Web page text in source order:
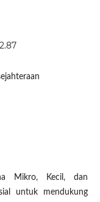
Mikro, Kecil, dan
untuk mendukung